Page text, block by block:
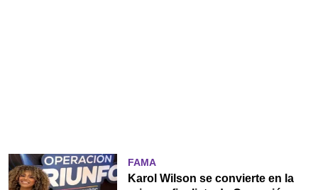
FAMA
Karol Wilson se convierte en la